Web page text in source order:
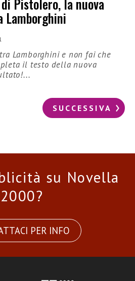
Pistolero, la nuova
Lamborghini
Lamborghini e non fai che
il testo della nuova
SUCCESSIVA
su Novella
2000?
PER INFO